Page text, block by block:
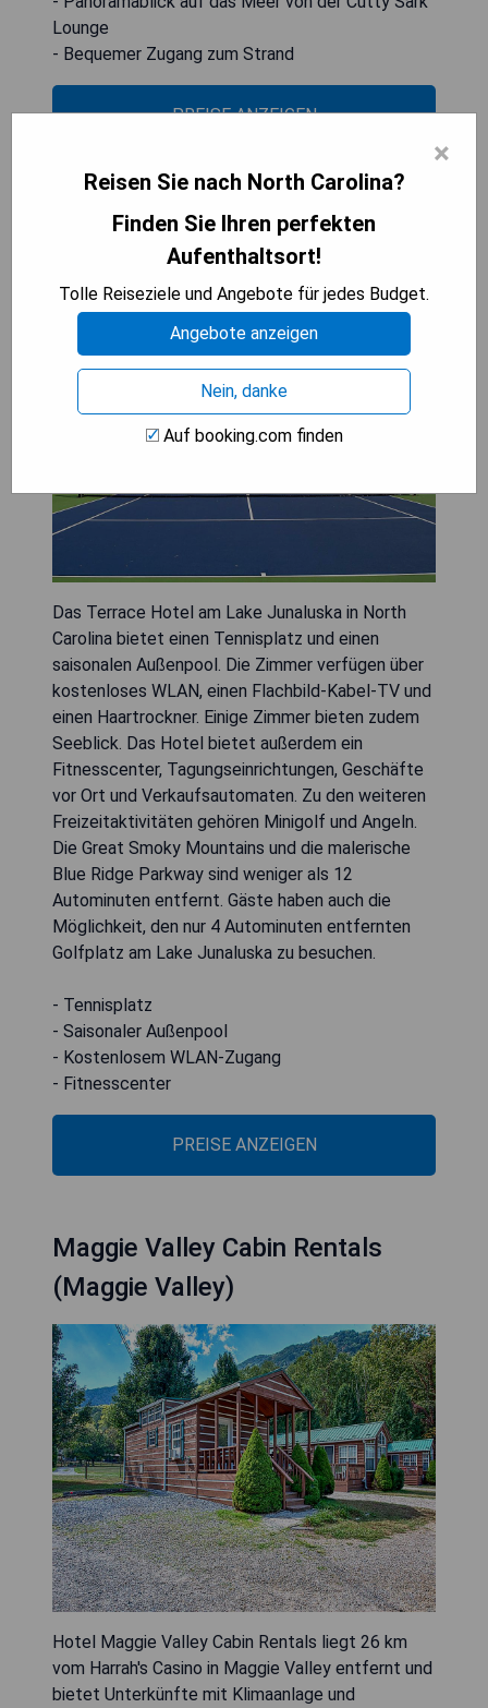
Lounge
- Bequemer Zugang zum Strand
PREISE ANZEIGEN
The Terrace Hotel at Lake
Junaluska (Lake Junaluska)
Das Terrace Hotel am Lake Junaluska in North
Carolina bietet einen Tennisplatz und einen
saisonalen Außenpool. Die Zimmer verfügen über
kostenloses WLAN, einen Flachbild-Kabel-TV und
einen Haartrockner. Einige Zimmer bieten zudem
Seeblick. Das Hotel bietet außerdem ein
Fitnesscenter, Tagungseinrichtungen, Geschäfte
vor Ort und Verkaufsautomaten. Zu den weiteren
Freizeitaktivitäten gehören Minigolf und Angeln.
Die Great Smoky Mountains und die malerische
Blue Ridge Parkway sind weniger als 12
Autominuten entfernt. Gäste haben auch die
Möglichkeit, den nur 4 Autominuten entfernten
Golfplatz am Lake Junaluska zu besuchen.
- Tennisplatz
- Saisonaler Außenpool
- Kostenlosem WLAN-Zugang
- Fitnesscenter
PREISE ANZEIGEN
Maggie Valley Cabin Rentals
(Maggie Valley)
Hotel Maggie Valley Cabin Rentals liegt 26 km
vom Harrah's Casino in Maggie Valley entfernt und
bietet Unterkünfte mit Klimaanlage und
×
Reisen Sie nach North Carolina?
Finden Sie Ihren perfekten
Aufenthaltsort!
Tolle Reiseziele und Angebote für jedes Budget.
Angebote anzeigen
Nein, danke
Auf booking.com finden